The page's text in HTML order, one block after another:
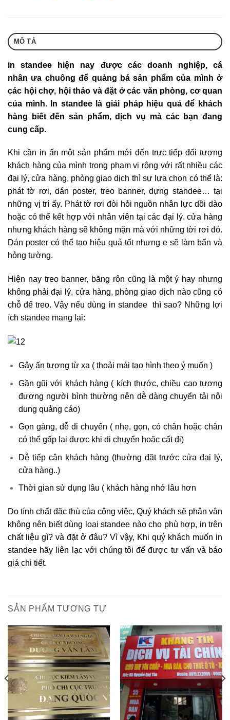
MÔ TẢ
in standee hiện nay được các doanh nghiệp, cá
nhân ưa chuông để quảng bá sản phẩm của mình ở
các hội chợ, hội thảo và đặt ở các văn phòng, cơ quan
của mình. In standee là giải pháp hiệu quả để khách
hàng biết đến sản phẩm, dịch vụ mà các bạn đang
cung cấp.
Khi cần in ấn một sản phẩm mới đến trực tiếp đối tượng
khách hàng của mình trong phạm vi rộng với rất nhiều các
đại lý, cửa hàng, phòng giao dịch thì sự lựa chọn có thể là:
phát tờ rơi, dán poster, treo banner, dựng standee… tại
những vị trí ấy. Phát tờ rơi đòi hỏi nguồn nhân lực dồi dào
hoặc có thể kết hợp với nhân viên tại các đại lý, cửa hàng
nhưng khách hàng sẽ không mặn mà với những tời rơi đó.
Dán poster có thể tạo hiệu quả tốt nhưng e sẽ làm bẩn và
hỏng tường.
Hiện nay treo banner, băng rôn cũng là một ý hay nhưng
không phải đại lý, cửa hàng, phòng giao dịch nào cũng có
chỗ để treo. Vậy nếu dùng in standee thì sao? Những lợi
ích standee mang lại:
Gây ấn tượng từ xa ( thoải mái tạo hình theo ý muốn )
Gần gũi với khách hàng ( kích thước, chiều cao tương
đương người bình thường nên dễ dàng chuyển tải nội
dung quảng cáo)
Gọn gàng, dễ di chuyển ( nhẹ, gọn, có chân hoặc chân
có thể gấp lại được khi di chuyển hoặc cất đi)
Dễ tiếp cận khách hàng (thường đặt trước cửa đại lý,
cửa hàng..)
Thời gian sử dụng lâu ( khách hàng nhớ lâu hơn
Do tính chất đặc thù của công việc, Quý khách sẽ phân vân
không nên biết dùng loại standee nào cho phù hợp, in trên
chất liệu gì? và đặt ở đâu? Vì vậy, Khi quý khách muốn in
standee hãy liên lạc với chúng tôi để được tư vấn và báo
giá chi tiết.
SẢN PHẨM TƯƠNG TỰ